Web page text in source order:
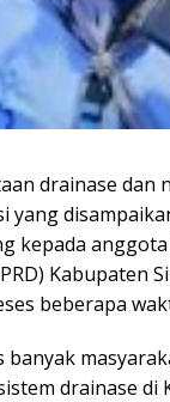
drainase dan
yang
kepada
Kabupaten
beberapa
banyak
drainase di